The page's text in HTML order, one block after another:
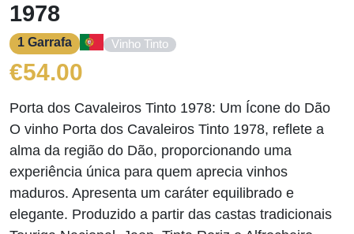
1978
1 Garrafa Vinho Tinto
€54.00
Porta dos Cavaleiros Tinto 1978: Um Ícone do Dão
O vinho Porta dos Cavaleiros Tinto 1978, reflete a
alma da região do Dão, proporcionando uma
experiência única para quem aprecia vinhos
maduros. Apresenta um caráter equilibrado e
elegante. Produzido a partir das castas tradicionais